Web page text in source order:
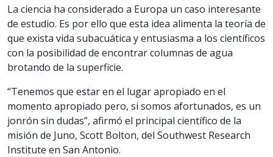
La ciencia ha considerado a Europa un caso interesante
de estudio. Es por ello que esta idea alimenta la teoría de
que exista vida subacuática y entusiasma a los científicos
con la posibilidad de encontrar columnas de agua
brotando de la superficie.
“Tenemos que estar en el lugar apropiado en el
momento apropiado pero, si somos afortunados, es un
jonrón sin dudas”, afirmó el principal científico de la
misión de Juno, Scott Bolton, del Southwest Research
Institute en San Antonio.